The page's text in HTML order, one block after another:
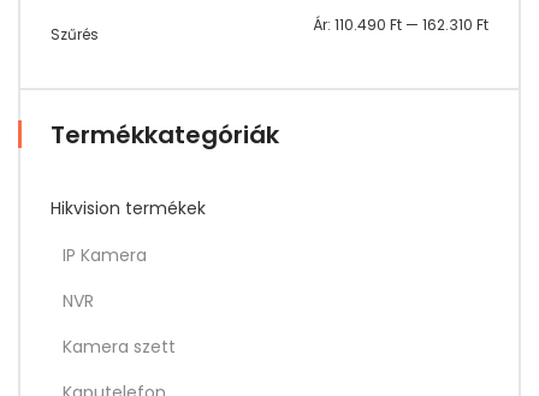
Min
Max
Szűrés Ár: 110.490 Ft — 162.310 Ft
Termékkategóriák
Hikvision termékek
IP Kamera
NVR
Kamera szett